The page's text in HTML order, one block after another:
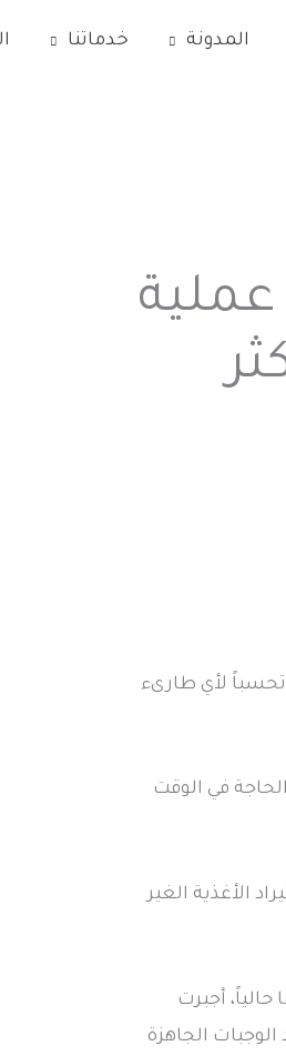
المدونة خدماتنا
لأي طارىء
في الوقت
الأغذية الغير
أجبرت
الجاهزة